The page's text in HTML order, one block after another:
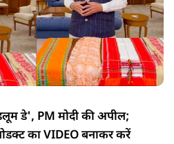
डे', PM मोदी की अपील;
का VIDEO बनाकर करें